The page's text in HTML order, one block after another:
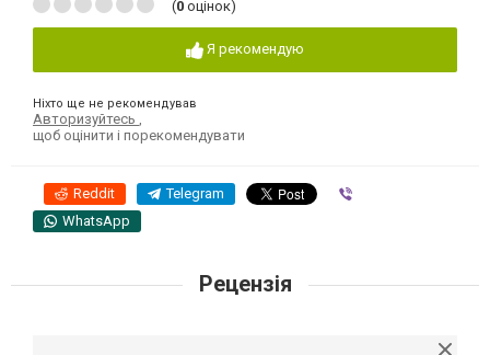
(0 оцінок)
Я рекомендую
Ніхто ще не рекомендував
Авторизуйтесь
щоб оцінити і порекомендувати
Reddit Telegram
WhatsApp
Рецензія